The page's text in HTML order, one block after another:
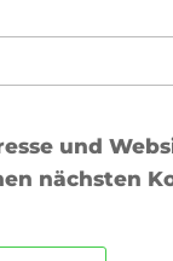
und
nächsten